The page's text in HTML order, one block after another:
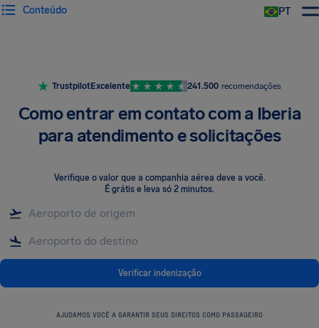
PT
Conteúdo
TrustpilotExcelente 241.500 recomendações
Como entrar em contato com a Iberia
para atendimento e solicitações
Verifique o valor que a companhia aérea deve a você.
É grátis e leva só 2 minutos.
Verificar indenização
AJUDAMOS VOCÊ A GARANTIR SEUS DIREITOS COMO PASSAGEIRO